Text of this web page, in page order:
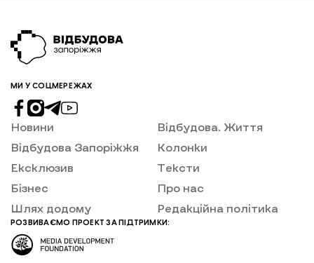
Запорізької області Аскад Ашурбеков.
МИ У СОЦМЕРЕЖАХ
Новини
Відбудова Запоріжжя
Ексклюзив
Бізнес
Шлях додому
Відбудова. Життя
Колонки
Тексти
Про нас
Редакційна політика
РОЗВИВАЄМО ПРОЕКТ ЗА ПІДТРИМКИ: